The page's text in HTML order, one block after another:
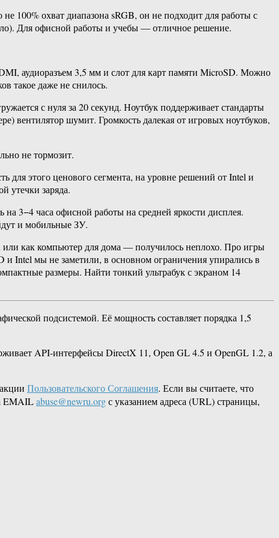
100% охват диапазона sRGB, он не подходит для работы с
Для офисной работы и учебы — отличное решение.
аудиоразъем 3,5 мм и слот для карт памяти MicroSD. Можно
такое даже не снилось.
с нуля за 20 секунд. Ноутбук поддерживает стандарты
вентилятор шумит. Громкость далекая от игровых ноутбуков,
не тормозит.
для этого ценового сегмента, на уровне решений от Intel и
утечки заряда.
3−4 часа офисной работы на средней яркости дисплея.
и мобильные ЗУ.
или как компьютер для дома — получилось неплохо. Про игры
и Intel мы не заметили, в основном ограничения упирались в
размеры. Найти тонкий ультрабук с экраном 14
подсистемой. Её мощность составляет порядка 1,5
API-интерфейсы DirectX 11, Open GL 4.5 и OpenGL 1.2, а
Пользовательского Соглашения. Если вы считаете, что
EMAILabuse@newru.orgс указанием адреса (URL) страницы,